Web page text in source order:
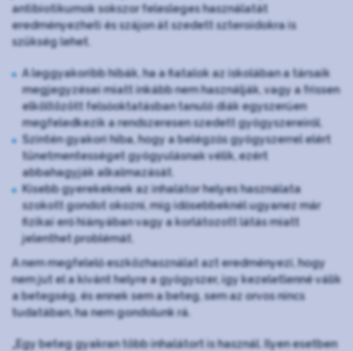
antibiotikumok sokszor felesleges használatát
eredményezheti és szájon át szedett szteroidokra is
szükség lehet.
A leggyakoribb hibák, ha a fiatalok az iskolában a társaik
megjegyzései miatt inkább nem használják, vagy a frissen
elköltözött felsőoktatásban tanuló diák egyszerűen
megfeledkezik a rendszeresen szedett gyógyszereiről.
Szintén gyakori hiba, hogy a belégzős gyógyszerrel elért
tünetmentességet gyógyulásnak vélik, ezért
abbahagyják alkalmazását.
Kisebb gyerekeknek az inhalátor helyes használata
szokott gondot okozni, míg idősebbeknél ugyanez már
fizikai erő hiányában vagy a korlátozott látás miatt
jelenthet problémát.
A nem megfelelő eszközhasználat azt eredményezi, hogy
nem jut el a kívánt helyre a gyógyszer, így kezeletlenné válik
a betegség, és ennek sem a beteg, sem az orvos nincs
tudatában, ha nem gondolunk rá.
„Egy beteg gyakran több inhalátort is használ. Ilyen esetben